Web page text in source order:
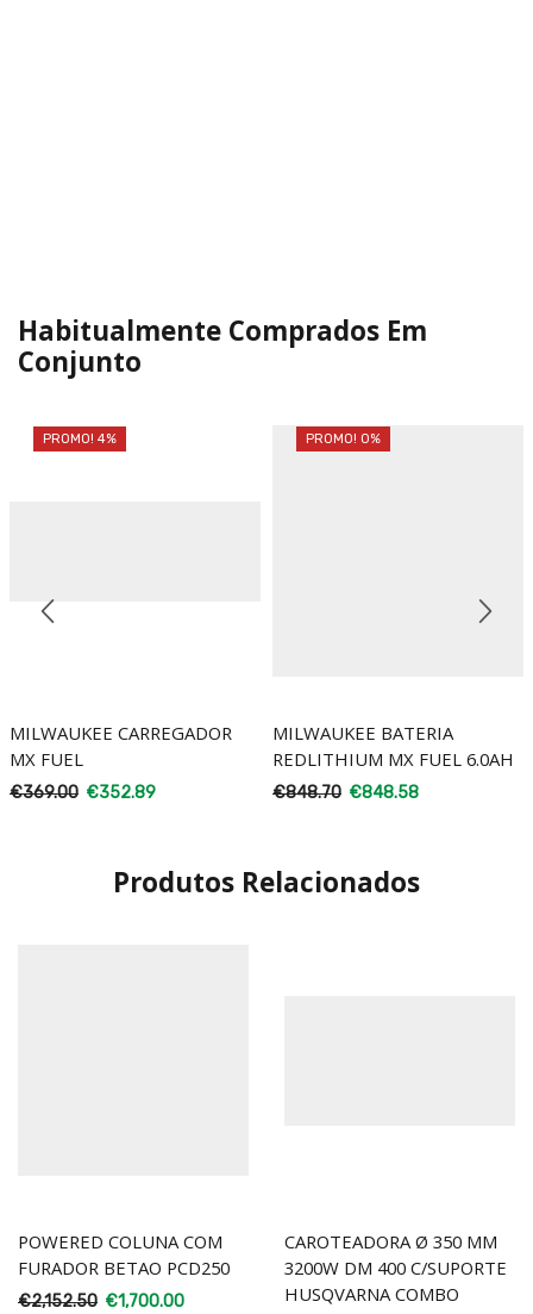
Habitualmente Comprados Em
Conjunto
PROMO! 4%
MILWAUKEE CARREGADOR
MX FUEL
€369.00 €352.89
PROMO! 0%
MILWAUKEE BATERIA
REDLITHIUM MX FUEL 6.0AH
€848.70 €848.58
Produtos Relacionados
POWERED COLUNA COM
FURADOR BETAO PCD250
€2,152.50 €1,700.00
CAROTEADORA Ø 350 MM
3200W DM 400 C/SUPORTE
HUSQVARNA COMBO